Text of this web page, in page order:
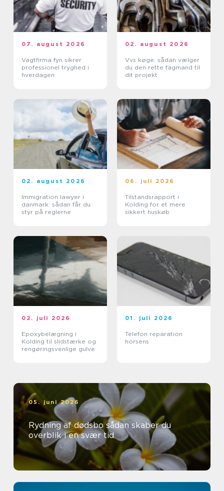
07. august 2026
Vagtfirma fyn sikrer
professionel tryghed i
hverdagen
02. august 2026
Vvs køge: sådan vælger
du den rette fagmand til
dit projekt
02. august 2026
Immigration lawyer i
danmark: sådan får du
styr på reglerne
06. juli 2026
Tilstandsrapport i
Kolding for et mere
sikkert huskøb
02. juli 2026
Epoxybelægning i
Kolding til slidstærke og
rengøringsvenlige gulve
01. juli 2026
Telefon reparation
horsens
05. juni 2026
Rydning af dødsbo sådan skaber du
overblik i en svær tid